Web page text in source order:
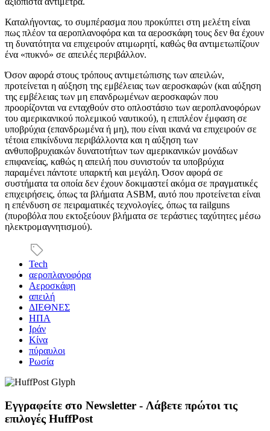
Καταλήγοντας, το συμπέρασμα που προκύπτει στη μελέτη είναι
πως πλέον τα αεροπλανοφόρα και τα αεροσκάφη τους δεν θα έχουν
τη δυνατότητα να επιχειρούν ατιμωρητί, καθώς θα αντιμετωπίζουν
ένα «πυκνό» σε απειλές περιβάλλον.
Όσον αφορά στους τρόπους αντιμετώπισης των απειλών,
προτείνεται η αύξηση της εμβέλειας των αεροσκαφών (και αύξηση
της εμβέλειας των μη επανδρωμένων αεροσκαφών που
προορίζονται να ενταχθούν στο οπλοστάσιο των αεροπλανοφόρων
του αμερικανικού πολεμικού ναυτικού), η επιπλέον έμφαση σε
υποβρύχια (επανδρωμένα ή μη), που είναι ικανά να επιχειρούν σε
τέτοια επικίνδυνα περιβάλλοντα και η αύξηση των
ανθυποβρυχιακών δυνατοτήτων των αμερικανικών μονάδων
επιφανείας, καθώς η απειλή που συνιστούν τα υποβρύχια
παραμένει πάντοτε υπαρκτή και μεγάλη. Όσον αφορά σε
συστήματα τα οποία δεν έχουν δοκιμαστεί ακόμα σε πραγματικές
επιχειρήσεις, όπως τα βλήματα ASBM, αυτό που προτείνεται είναι
η επένδυση σε πειραματικές τεχνολογίες, όπως τα railguns
(πυροβόλα που εκτοξεύουν βλήματα σε τεράστιες ταχύτητες μέσω
ηλεκτρομαγνητισμού).
Tech
αεροπλανοφόρα
Αεροσκάφη
απειλή
ΔΙΕΘΝΕΣ
ΗΠΑ
Ιράν
Κίνα
πύραυλοι
Ρωσία
Εγγραφείτε στο Newsletter - Λάβετε πρώτοι τις
επιλογές HuffPost